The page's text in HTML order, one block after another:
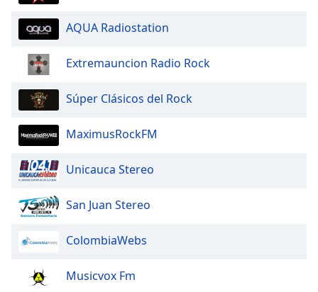
AQUA Radiostation
Extremauncion Radio Rock
Súper Clásicos del Rock
MaximusRockFM
Unicauca Stereo
San Juan Stereo
ColombiaWebs
Musicvox Fm